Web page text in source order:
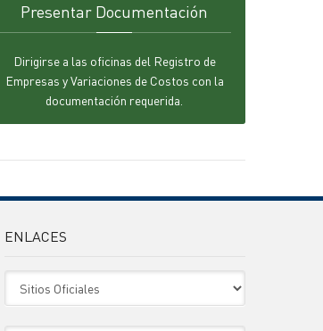
Presentar Documentación
Dirigirse a las oficinas del Registro de
Empresas y Variaciones de Costos con la
documentación requerida.
ENLACES